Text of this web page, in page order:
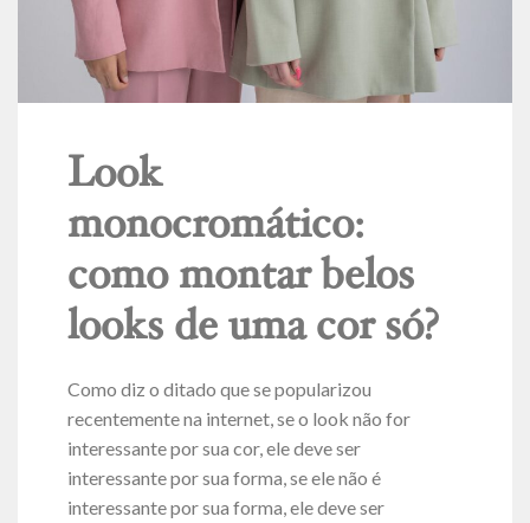
Look
monocromático:
como montar belos
looks de uma cor só?
Como diz o ditado que se popularizou
recentemente na internet, se o look não for
interessante por sua cor, ele deve ser
interessante por sua forma, se ele não é
interessante por sua forma, ele deve ser